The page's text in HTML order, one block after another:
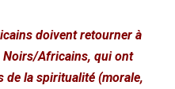
doivent retourner à
Africains, qui ont
de la spiritualité (morale,